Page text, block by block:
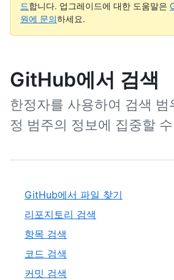
드합니다. 업그레이드에 대한 도움말은
원에 문의하세요.
GitHub에서 검색
한정자를 사용하여 검색 범
정 범주의 정보에 집중할
GitHub에서 파일 찾기
리포지토리 검색
항목 검색
코드 검색
커밋 검색